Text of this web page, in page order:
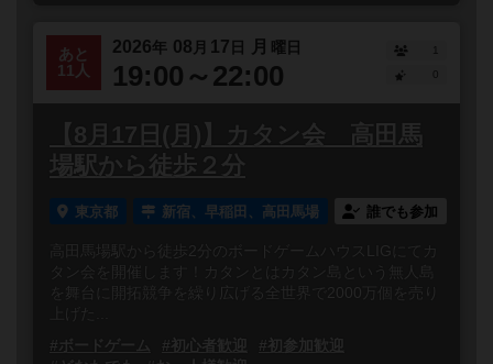
あと
11人
2026年 08 月 17 日 月 曜日
19:00～22:00
1
【8月17日(月)】カタン会 高田馬
場駅から徒歩２分
東京都 新宿、早稲田、高田馬場 誰でも参加
高田馬場駅から徒歩2分のボードゲームハウスLIGにてカ
タン会を開催します！カタンとはカタン島という無人島
を舞台に開拓競争を繰り広げる全世界で2000万個を売り
#ボードゲーム
#初心者歓迎
#初参加歓迎